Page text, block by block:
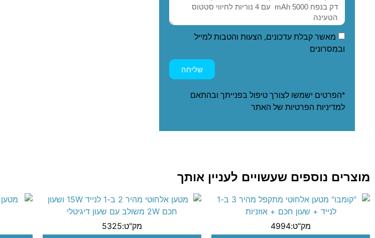
מאשר קבלת עדכונים, הצעות והטבות למייל
ובמסרונים
שליחה
*הפרטים ישמשו לצורך טיפול בפנייתך ובהתאם
למדיניות הפרטיות של האתר
מוצרים נוספים שעשויים לעניין אותך
מק"ט:4994
מק"ט:5325